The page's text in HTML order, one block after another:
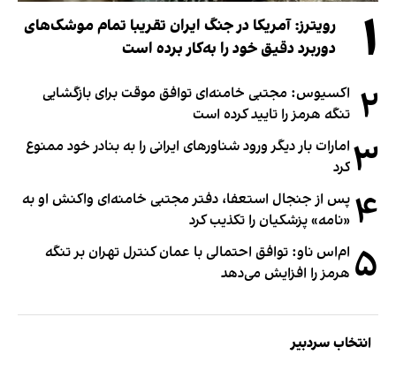
۱
رویترز: آمریکا در جنگ ایران تقریبا تمام موشک‌های
دوربرد دقیق خود را به‌کار برده است
۲ اکسیوس: مجتبی خامنه‌ای توافق موقت برای بازگشایی
تنگه هرمز را تایید کرده است
۳ امارات بار دیگر ورود شناورهای ایرانی را به بنادر خود ممنوع
کرد
۴ پس از جنجال استعفا، دفتر مجتبی خامنه‌ای واکنش او به
«نامه» پزشکیان را تکذیب کرد
۵ ام‌اس ناو: توافق احتمالی با عمان کنترل تهران بر تنگه
هرمز را افزایش می‌دهد
انتخاب سردبیر